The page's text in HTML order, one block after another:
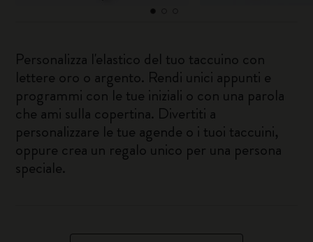
Personalizza l'elastico del tuo taccuino con
lettere oro o argento. Rendi unici appunti e
programmi con le tue iniziali o con una parola
che ami sulla copertina. Divertiti a
personalizzare le tue agende o i tuoi taccuini,
oppure crea un regalo unico per una persona
speciale.